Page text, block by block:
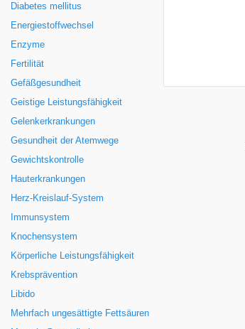
Diabetes mellitus
Energiestoffwechsel
Enzyme
Fertilität
Gefäßgesundheit
Geistige Leistungsfähigkeit
Gelenkerkrankungen
Gesundheit der Atemwege
Gewichtskontrolle
Hauterkrankungen
Herz-Kreislauf-System
Immunsystem
Knochensystem
Körperliche Leistungsfähigkeit
Krebsprävention
Libido
Mehrfach ungesättigte Fettsäuren